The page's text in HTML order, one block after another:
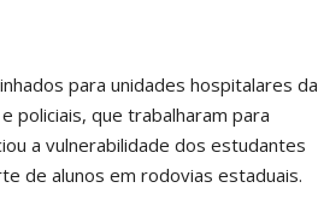
para unidades hospitalares da
policiais, que trabalharam para
a vulnerabilidade dos estudantes
de alunos em rodovias estaduais.